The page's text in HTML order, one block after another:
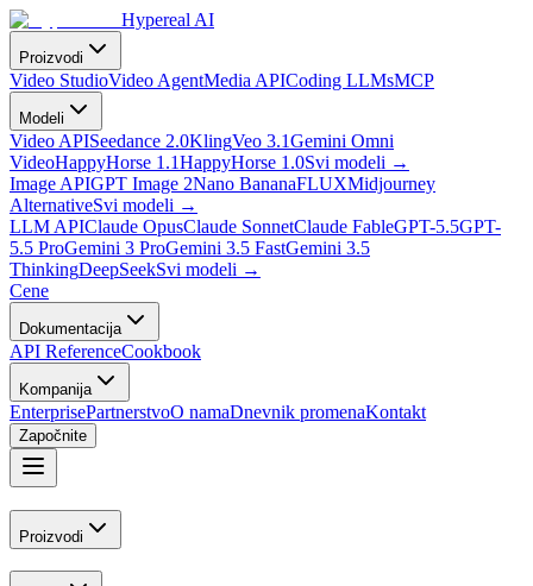
Hypereal AI
Proizvodi
Video StudioVideo AgentMedia APICoding LLMsMCP
Modeli
Video APISeedance 2.0KlingVeo 3.1Gemini Omni
VideoHappyHorse 1.1HappyHorse 1.0Svi modeli →
Image APIGPT Image 2Nano BananaFLUXMidjourney
AlternativeSvi modeli →
LLM APIClaude OpusClaude SonnetClaude FableGPT-5.5GPT-
5.5 ProGemini 3 ProGemini 3.5 FastGemini 3.5
ThinkingDeepSeekSvi modeli →
Cene
Dokumentacija
API ReferenceCookbook
Kompanija
EnterprisePartnerstvoO namaDnevnik promenaKontakt
Započnite
Proizvodi